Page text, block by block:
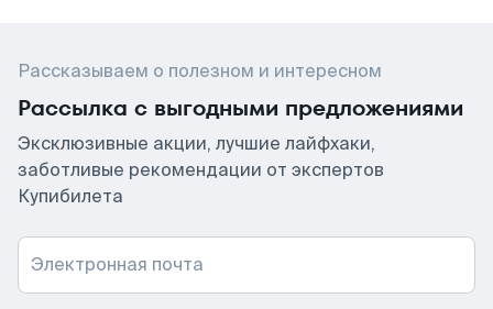
Рассказываем о полезном и интересном
Рассылка с выгодными предложениями
Эксклюзивные акции, лучшие лайфхаки,
заботливые рекомендации от экспертов
Купибилета
Электронная почта